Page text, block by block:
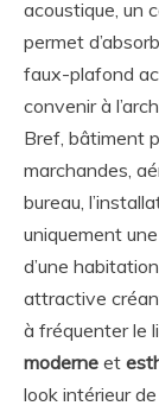
acoustique, un
permet
faux-plafond
convenir à
Bref, bâtiment
marchandes,
bureau,
uniquement
d’une
attractive
à fréquenter le
moderne et
look intérieur